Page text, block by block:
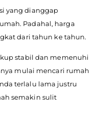
yang dianggap
Padahal, harga
dari tahun ke tahun.
stabil dan memenuhi
mulai mencari rumah
terlalu lama justru
semakin sulit